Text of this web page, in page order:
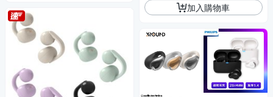
加入購物車